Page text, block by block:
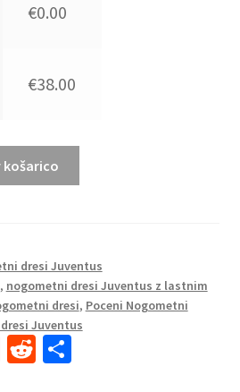
€0.00
€38.00
košarico
dresi Juventus
, nogometni dresi Juventus z lastnim
dresi, Poceni Nogometni
Juventus
Pi R S